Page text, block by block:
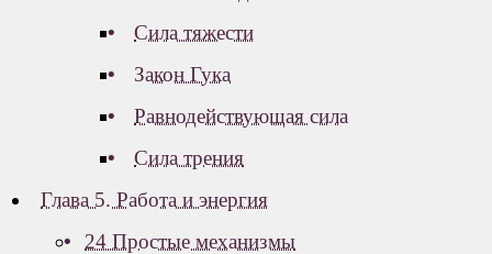
Сила тяжести
Закон Гука
Равнодействующая сила
Сила трения
Глава 5. Работа и энергия
24 Простые механизмы